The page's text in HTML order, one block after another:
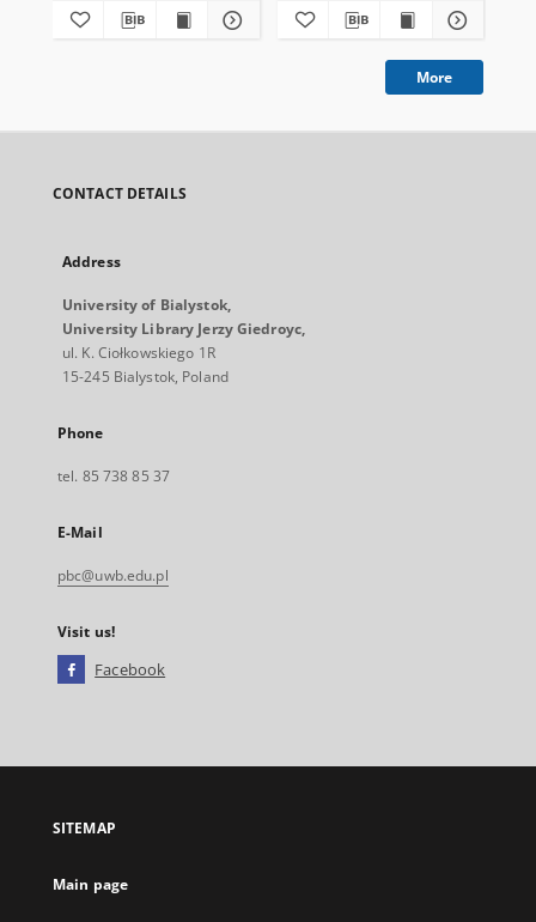
More
CONTACT DETAILS
Address
University of Bialystok,
University Library Jerzy Giedroyc,
ul. K. Ciołkowskiego 1R
15-245 Bialystok, Poland
Phone
tel. 85 738 85 37
E-Mail
pbc@uwb.edu.pl
Visit us!
Facebook
open
new
SITEMAP
Main page